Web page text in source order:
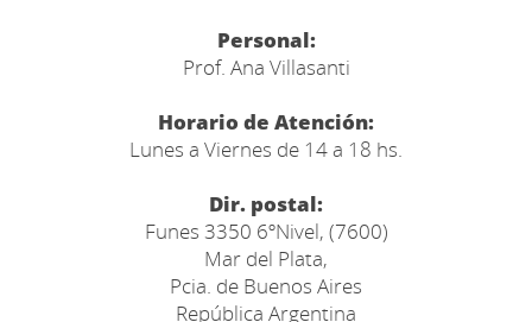
Personal:
Prof. Ana Villasanti
Horario de Atención:
Lunes a Viernes de 14 a 18 hs.
Dir. postal:
Funes 3350 6ºNivel, (7600)
Mar del Plata,
Pcia. de Buenos Aires
República Argentina